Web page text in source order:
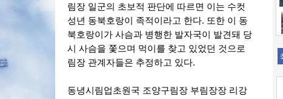
림장 일군의 초보적 판단에 따르면 이는 수컷
성년 동북호랑이 족적이라고 한다. 또한 이 동
북호랑이가 사슴과 병행한 발자국이 발견돼 당
시 사슴을 쫓으며 먹이를 찾고 있었던 것으로
림장 관계자들은 추정하고 있다.
동녕시림업초원국 조양구림장 부림장장 리강